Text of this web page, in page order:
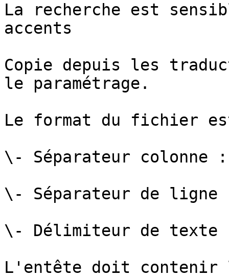
La recherche est
accents
Copie depuis les
le paramétrage.
Le format du fichier
\- Séparateur colonne
\- Séparateur de ligne
\- Délimiteur de
L'entête doit